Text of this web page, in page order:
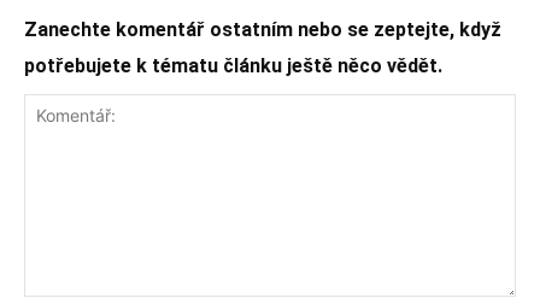
Zanechte komentář ostatním nebo se zeptejte, když
potřebujete k tématu článku ještě něco vědět.